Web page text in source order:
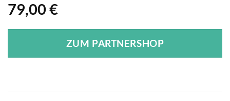
79,00 €
ZUM PARTNERSHOP